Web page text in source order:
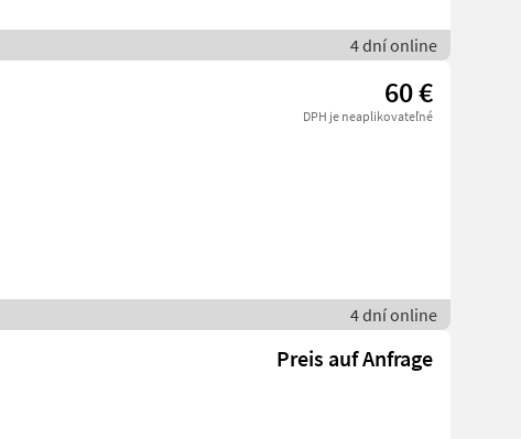
4 dní online
60 €
DPH je neaplikovateľné
4 dní online
Preis auf Anfrage